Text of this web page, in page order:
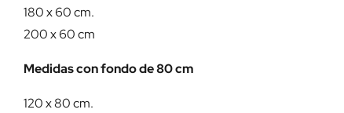
180 x 60 cm.
200 x 60 cm
Medidas con fondo de 80 cm
120 x 80 cm.